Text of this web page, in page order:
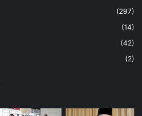
(297)
(14)
(42)
(2)